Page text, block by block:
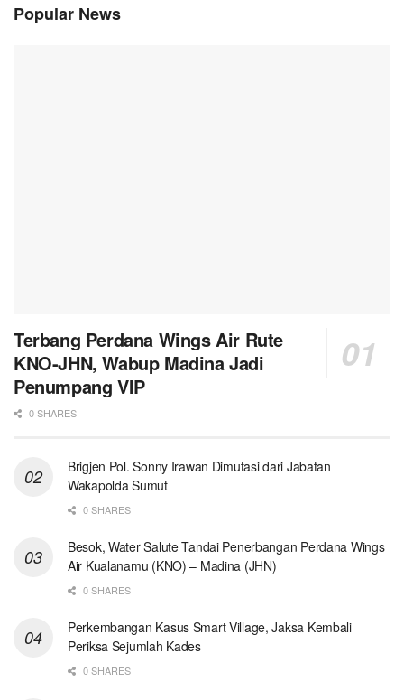
Popular News
Terbang Perdana Wings Air Rute
KNO-JHN, Wabup Madina Jadi
Penumpang VIP
0 SHARES
Brigjen Pol. Sonny Irawan Dimutasi dari Jabatan
Wakapolda Sumut
0 SHARES
Besok, Water Salute Tandai Penerbangan Perdana Wings
Air Kualanamu (KNO) – Madina (JHN)
0 SHARES
Perkembangan Kasus Smart Village, Jaksa Kembali
Periksa Sejumlah Kades
0 SHARES